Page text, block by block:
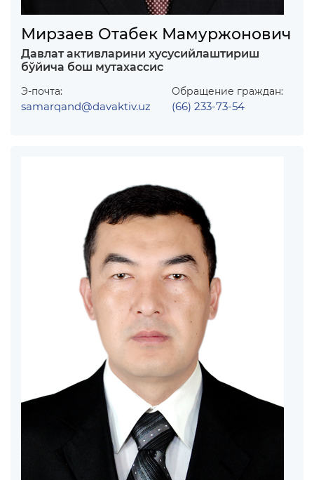
Мирзаев Отабек Мамуржонович
Давлат активларини хусусийлаштириш
бўйича бош мутахассис
Э-почта:
samarqand@davaktiv.uz
Обращение граждан:
(66) 233-73-54